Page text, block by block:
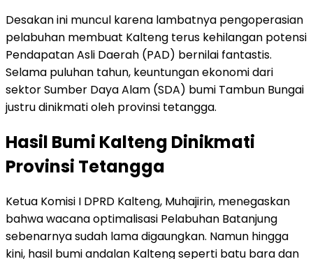
Desakan ini muncul karena lambatnya pengoperasian
pelabuhan membuat Kalteng terus kehilangan potensi
Pendapatan Asli Daerah (PAD) bernilai fantastis.
Selama puluhan tahun, keuntungan ekonomi dari
sektor Sumber Daya Alam (SDA) bumi Tambun Bungai
justru dinikmati oleh provinsi tetangga.
Hasil Bumi Kalteng Dinikmati
Provinsi Tetangga
Ketua Komisi I DPRD Kalteng, Muhajirin, menegaskan
bahwa wacana optimalisasi Pelabuhan Batanjung
sebenarnya sudah lama digaungkan. Namun hingga
kini, hasil bumi andalan Kalteng seperti batu bara dan